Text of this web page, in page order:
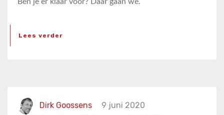
Lees verder
Dirk Goossens
9 juni 2020